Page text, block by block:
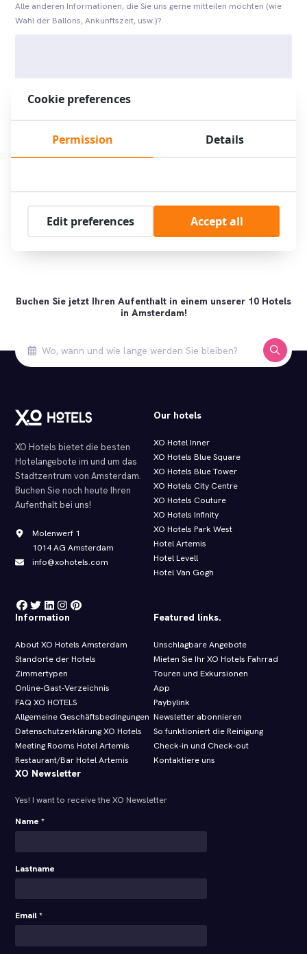
Alle anderen Informationen, die Sie uns gerne mitteilen möchten (wie
Wahl der Ballons, Ankunftszeit, usw.)?
Buchen Sie jetzt Ihren Aufenthalt in einem unserer 10 Hotels
in Amsterdam!
XO Hotels bietet die besten
Hotelangebote im und um das
Stadtzentrum von Amsterdam.
Buchen Sie noch heute Ihren
Aufenthalt bei uns!
Molenwerf 1
1014 AG Amsterdam
info@xohotels.com
Our hotels
XO Hotel Inner
XO Hotels Blue Square
XO Hotels Blue Tower
XO Hotels City Centre
XO Hotels Couture
XO Hotels Infinity
XO Hotels Park West
Hotel Artemis
Hotel Levell
Hotel Van Gogh
Information
About XO Hotels Amsterdam
Standorte der Hotels
Zimmertypen
Online-Gast-Verzeichnis
FAQ XO HOTELS
Allgemeine Geschäftsbedingungen
Datenschutzerklärung XO Hotels
Meeting Rooms Hotel Artemis
Restaurant/Bar Hotel Artemis
Featured links.
Unschlagbare Angebote
Mieten Sie Ihr XO Hotels Fahrrad
Touren und Exkursionen
App
Paybylink
Newsletter abonnieren
So funktioniert die Reinigung
Check-in und Check-out
Kontaktiere uns
XO Newsletter
Yes! I want to receive the XO Newsletter
Name *
Lastname
Email *
Cookie preferences
Permission Details
Edit preferences Accept all